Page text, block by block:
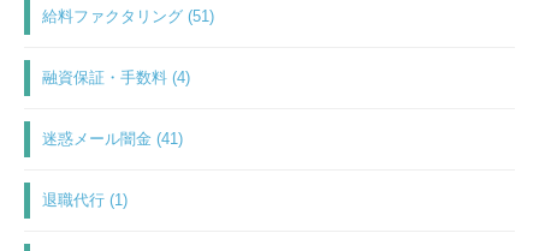
給料ファクタリング (51)
融資保証・手数料 (4)
迷惑メール闇金 (41)
退職代行 (1)